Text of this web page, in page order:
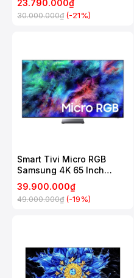
UA27LSM7FAXXXV
23.790.000₫
30.000.000₫ (-21%)
Smart Tivi Micro RGB
Samsung 4K 65 Inch
MRA65R95H
39.900.000₫
49.000.000₫ (-19%)